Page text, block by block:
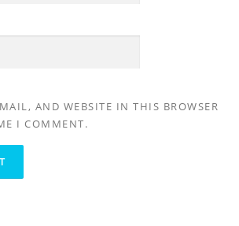
AND WEBSITE IN THIS BROWSER
I COMMENT.